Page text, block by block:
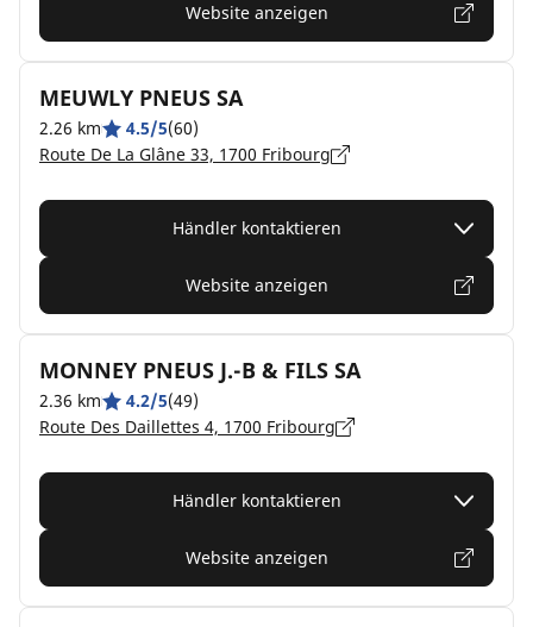
Website anzeigen
MEUWLY PNEUS SA
2.26 km 4.5/5(60)
Route De La Glâne 33, 1700 Fribourg
Händler kontaktieren
Website anzeigen
MONNEY PNEUS J.-B & FILS SA
2.36 km 4.2/5(49)
Route Des Daillettes 4, 1700 Fribourg
Händler kontaktieren
Website anzeigen